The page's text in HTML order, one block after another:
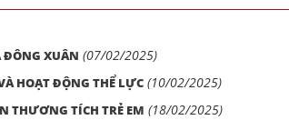
ĐÔNG XUÂN (07/02/2025)
HOẠT ĐỘNG THỂ LỰC (10/02/2025)
THƯƠNG TÍCH TRẺ EM (18/02/2025)